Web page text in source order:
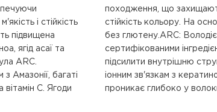
і стійкість
підвищена
ягід асаї та
ARC.
Амазонії, багаті
С. Ягоди
походження, що
стійкість кольору. На
без глютену.ARC:
сертифікованими
підсилити внутрішню
структурою волосся;
волоссю